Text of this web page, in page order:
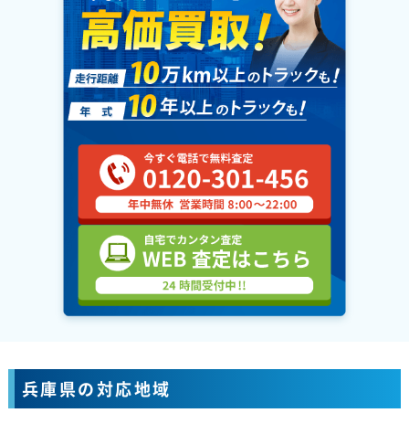
兵庫県の対応地域